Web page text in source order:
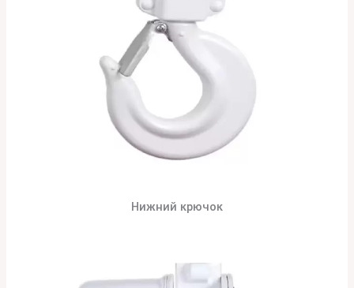
Нижний крючок